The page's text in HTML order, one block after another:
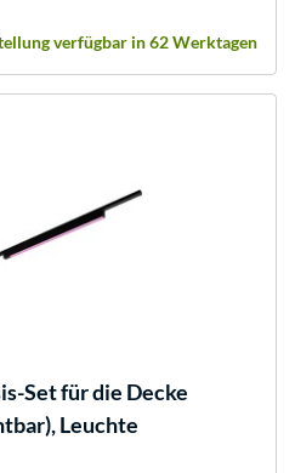
verfügbar in 62 Werktagen
Set für die Decke
Leuchte